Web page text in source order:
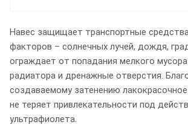
Навес защищает транспортные
факторов – солнечных лучей, дождя,
ограждает от попадания мелкого
радиатора и дренажные отверстия.
создаваемому затенению
не теряет привлекательности под
ультрафиолета.